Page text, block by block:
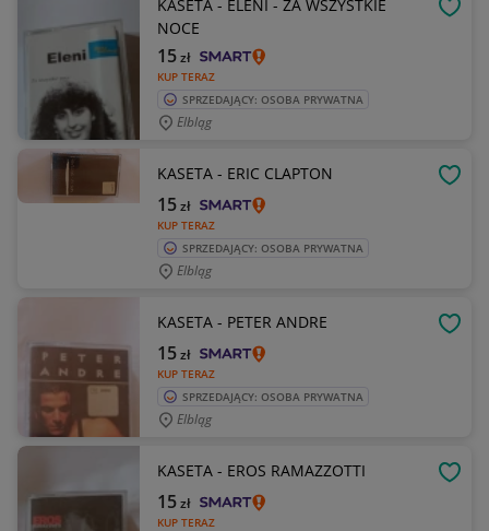
KASETA - ELENI - ZA WSZYSTKIE
NOCE
KUP TERAZ
15zł
SPRZEDAJĄCY: OSOBA PRYWATNA
Elbląg
KASETA - ERIC CLAPTON
KUP TERAZ
15zł
SPRZEDAJĄCY: OSOBA PRYWATNA
Elbląg
KASETA - PETER ANDRE
KUP TERAZ
15zł
SPRZEDAJĄCY: OSOBA PRYWATNA
Elbląg
KASETA - EROS RAMAZZOTTI
KUP TERAZ
15zł